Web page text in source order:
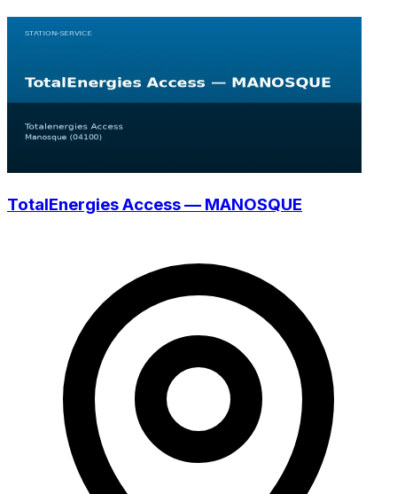
TotalEnergies Access — MANOSQUE